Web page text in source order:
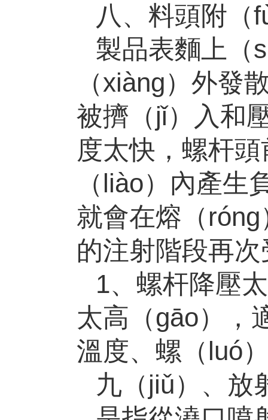
八、料頭附（
製品表麵上（
（xiàng）外發
被擠（jǐ）入和
度太快，螺杆
（liào）內產
就會在熔（
的注射階段再
1、螺杆降壓
太高（gāo），
溫度、螺（luó
九（jiǔ）、放